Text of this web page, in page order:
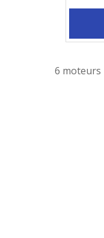
6 moteurs